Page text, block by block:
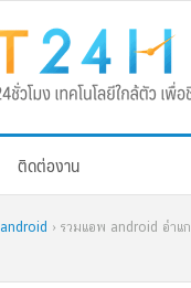
ติดต่องาน
android › รวมแอพ android อำแ